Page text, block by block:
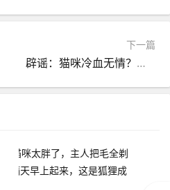
下一篇
辟谣：猫咪冷血无情？别再误会它了，冷血是假的，无情是真的